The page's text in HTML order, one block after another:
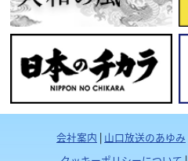
会社案内 | 山口放送のあゆみ